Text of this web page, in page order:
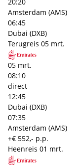
Amsterdam (AMS)
06:45
Dubai (DXB)
Terugreis 05 mrt.
05 mrt.
08:10
direct
12:45
Dubai (DXB)
07:35
Amsterdam (AMS)
+€ 552,- p.p.
Heenreis 01 mrt.